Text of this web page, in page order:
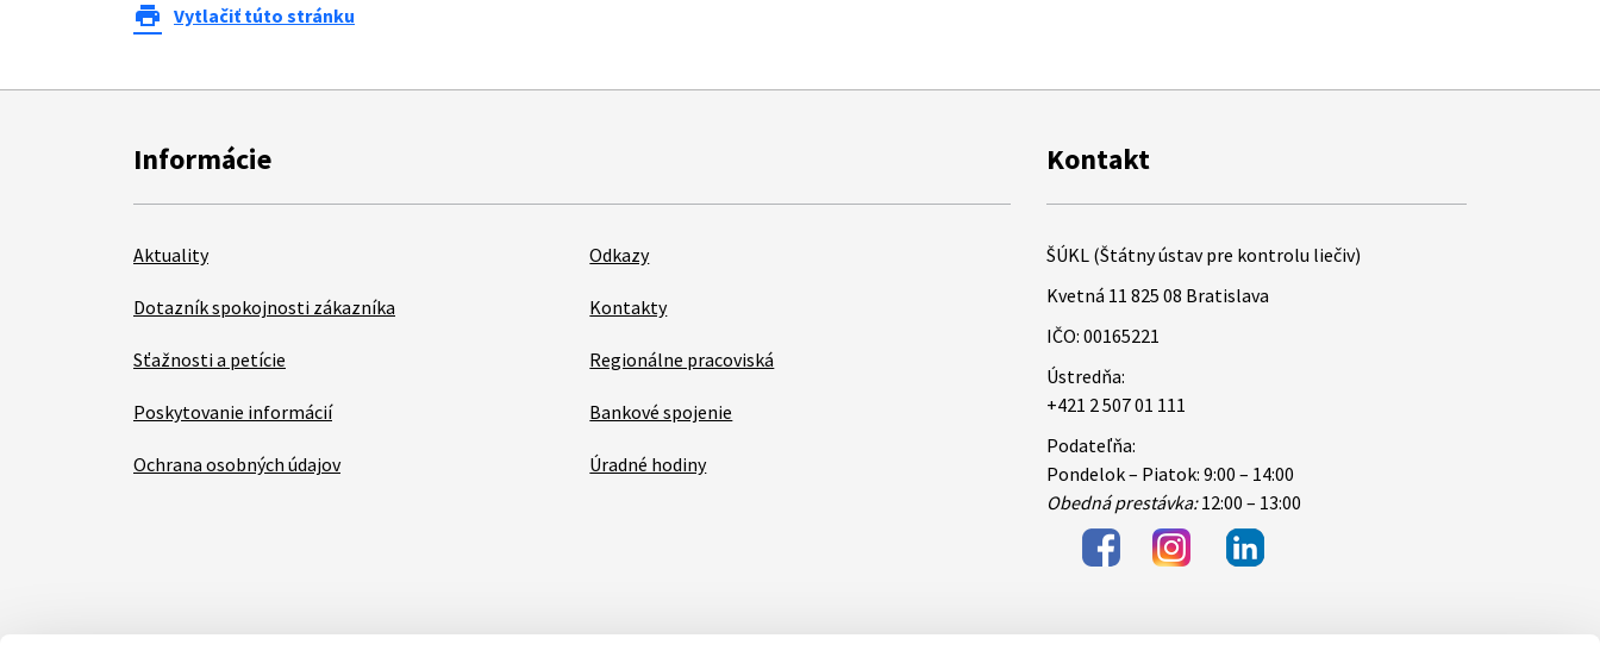
print Vytlačiť túto stránku
Informácie
Aktuality
Dotazník spokojnosti zákazníka
Sťažnosti a petície
Poskytovanie informácií
Ochrana osobných údajov
Odkazy
Kontakty
Regionálne pracoviská
Bankové spojenie
Úradné hodiny
Kontakt
ŠÚKL (Štátny ústav pre kontrolu liečiv)
Kvetná 11 825 08 Bratislava
IČO: 00165221
Ústredňa:
+421 2 507 01 111
Podateľňa:
Pondelok – Piatok: 9:00 – 14:00
Obedná prestávka:12:00 – 13:00